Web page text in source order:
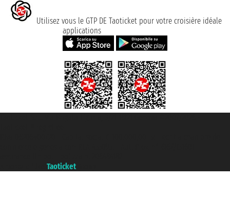
Utilisez vous le GTP DE Taoticket pour votre croisière idéale
applications
Taoticket